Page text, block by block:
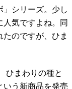
」シリーズ。少し
気ですよね。同
のですが、ひま
ひまわりの種と
う新商品を発売